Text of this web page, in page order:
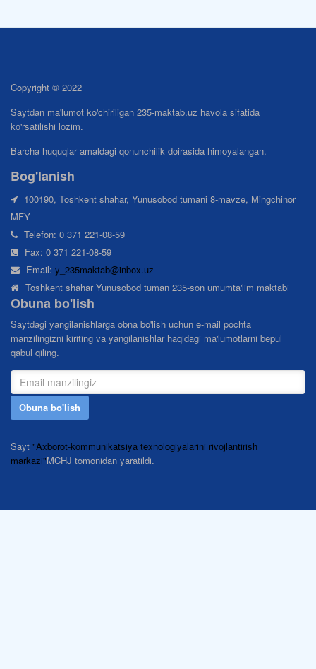
Copyright © 2022
Saytdan ma'lumot ko'chiriligan 235-maktab.uz havola sifatida
ko'rsatilishi lozim.
Barcha huquqlar amaldagi qonunchilik doirasida himoyalangan.
Bog'lanish
100190, Toshkent shahar, Yunusobod tumani 8-mavze, Mingchinor
MFY
Telefon: 0 371 221-08-59
Fax: 0 371 221-08-59
Email:y_235maktab@inbox.uz
Toshkent shahar Yunusobod tuman 235-son umumta'lim maktabi
Obuna bo'lish
Saytdagi yangilanishlarga obna bo'lish uchun e-mail pochta
manzilingizni kiriting va yangilanishlar haqidagi ma'lumotlarni bepul
qabul qiling.
Obuna bo'lish
Sayt "Axborot-kommunikatsiya texnologiyalarini rivojlantirish
markazi"MCHJ tomonidan yaratildi.